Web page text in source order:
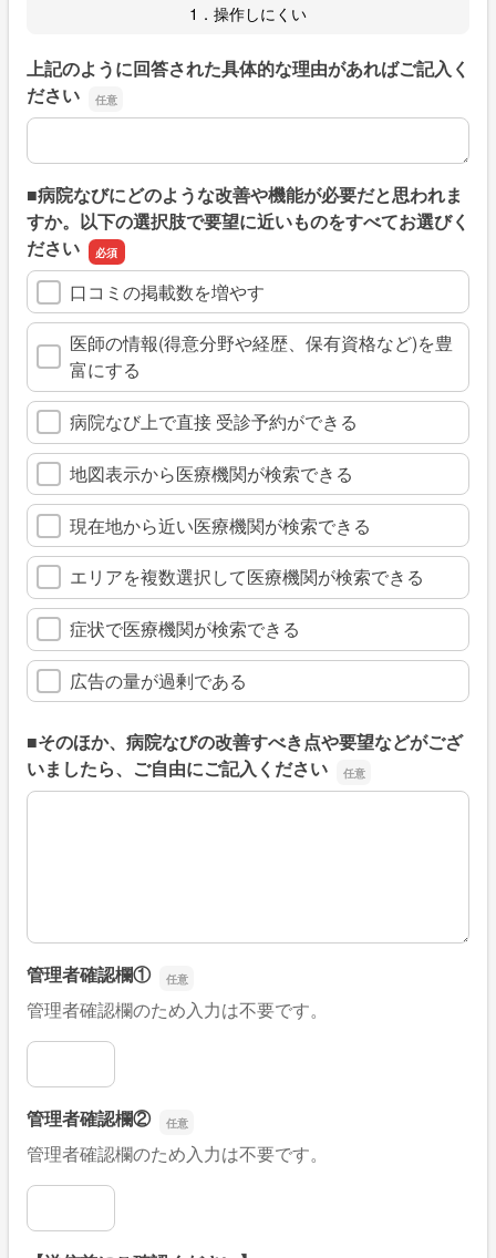
1．操作しにくい
上記のように回答された具体的な理由があればご記入く
ださい
上記のように回答された具体的な理由があればご記入くだ
■病院なびにどのような改善や機能が必要だと思われま
すか。以下の選択肢で要望に近いものをすべてお選びく
ださい
口コミの掲載数を増やす
医師の情報(得意分野や経歴、保有資格など)を豊
富にする
病院なび上で直接 受診予約ができる
地図表示から医療機関が検索できる
現在地から近い医療機関が検索できる
エリアを複数選択して医療機関が検索できる
症状で医療機関が検索できる
広告の量が過剰である
■そのほか、病院なびの改善すべき点や要望などがござ
いましたら、ご自由にご記入ください
■そのほか、病院なびの改善すべき点や要望などがござい
管理者確認欄①
管理者確認欄のため入力は不要です。
管理者確認欄①
管理者確認欄②
管理者確認欄のため入力は不要です。
管理者確認欄②